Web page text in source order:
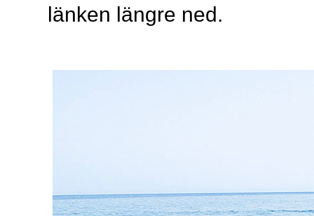
länken längre ned.